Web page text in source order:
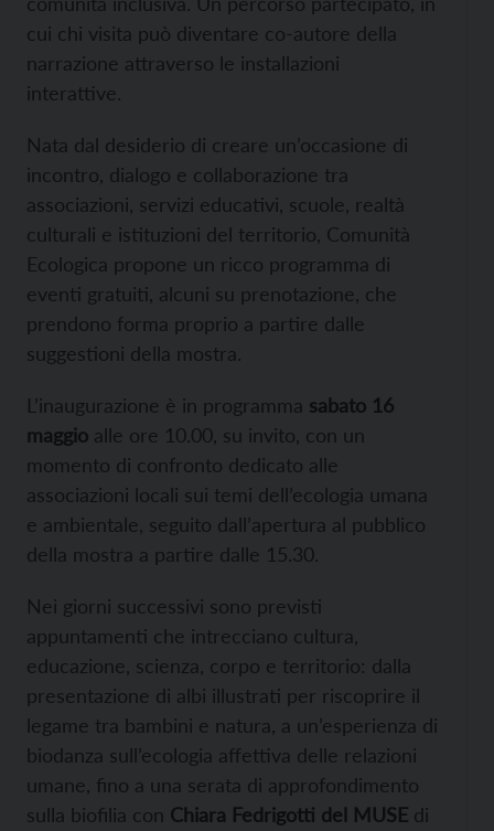
cui chi visita può diventare co-autore della
narrazione attraverso le installazioni
interattive.
Nata dal desiderio di creare un’occasione di
incontro, dialogo e collaborazione tra
associazioni, servizi educativi, scuole, realtà
culturali e istituzioni del territorio, Comunità
Ecologica propone un ricco programma di
eventi gratuiti, alcuni su prenotazione, che
prendono forma proprio a partire dalle
suggestioni della mostra.
L’inaugurazione è in programma sabato 16
maggio alle ore 10.00, su invito, con un
momento di confronto dedicato alle
associazioni locali sui temi dell’ecologia umana
e ambientale, seguito dall’apertura al pubblico
della mostra a partire dalle 15.30.
Nei giorni successivi sono previsti
appuntamenti che intrecciano cultura,
educazione, scienza, corpo e territorio: dalla
presentazione di albi illustrati per riscoprire il
legame tra bambini e natura, a un’esperienza di
biodanza sull’ecologia affettiva delle relazioni
umane, fino a una serata di approfondimento
sulla biofilia con Chiara Fedrigotti del MUSE di